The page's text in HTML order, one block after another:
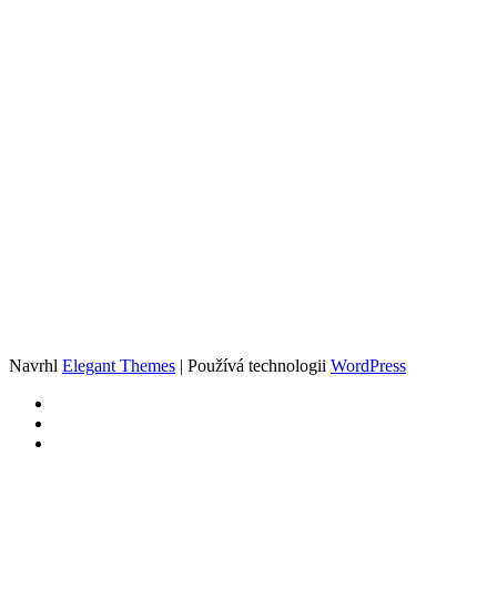
Navrhl Elegant Themes | Používá technologii WordPress